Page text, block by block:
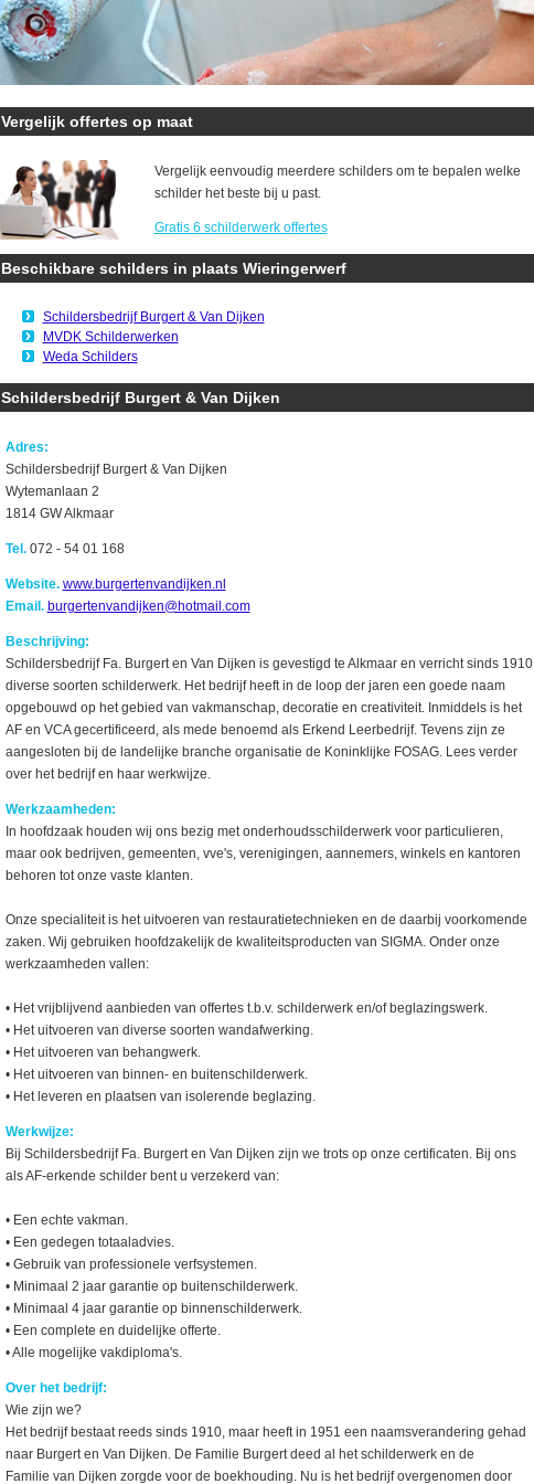
Vergelijk offertes op maat
Vergelijk eenvoudig meerdere schilders om te bepalen welke
schilder het beste bij u past.
Gratis 6 schilderwerk offertes
Beschikbare schilders in plaats Wieringerwerf
Schildersbedrijf Burgert & Van Dijken
MVDK Schilderwerken
Weda Schilders
Schildersbedrijf Burgert & Van Dijken
Adres:
Schildersbedrijf Burgert & Van Dijken
Wytemanlaan 2
1814 GW Alkmaar
Tel.072 - 54 01 168
Website. www.burgertenvandijken.nl
Email. burgertenvandijken@hotmail.com
Beschrijving:
Schildersbedrijf Fa. Burgert en Van Dijken is gevestigd te Alkmaar en verricht sinds 1910
diverse soorten schilderwerk. Het bedrijf heeft in de loop der jaren een goede naam
opgebouwd op het gebied van vakmanschap, decoratie en creativiteit. Inmiddels is het
AF en VCA gecertificeerd, als mede benoemd als Erkend Leerbedrijf. Tevens zijn ze
aangesloten bij de landelijke branche organisatie de Koninklijke FOSAG. Lees verder
over het bedrijf en haar werkwijze.
Werkzaamheden:
In hoofdzaak houden wij ons bezig met onderhoudsschilderwerk voor particulieren,
maar ook bedrijven, gemeenten, vve's, verenigingen, aannemers, winkels en kantoren
behoren tot onze vaste klanten.
Onze specialiteit is het uitvoeren van restauratietechnieken en de daarbij voorkomende
zaken. Wij gebruiken hoofdzakelijk de kwaliteitsproducten van SIGMA. Onder onze
werkzaamheden vallen:
• Het vrijblijvend aanbieden van offertes t.b.v. schilderwerk en/of beglazingswerk.
• Het uitvoeren van diverse soorten wandafwerking.
• Het uitvoeren van behangwerk.
• Het uitvoeren van binnen- en buitenschilderwerk.
• Het leveren en plaatsen van isolerende beglazing.
Werkwijze:
Bij Schildersbedrijf Fa. Burgert en Van Dijken zijn we trots op onze certificaten. Bij ons
als AF-erkende schilder bent u verzekerd van:
• Een echte vakman.
• Een gedegen totaaladvies.
• Gebruik van professionele verfsystemen.
• Minimaal 2 jaar garantie op buitenschilderwerk.
• Minimaal 4 jaar garantie op binnenschilderwerk.
• Een complete en duidelijke offerte.
• Alle mogelijke vakdiploma's.
Over het bedrijf:
Wie zijn we?
Het bedrijf bestaat reeds sinds 1910, maar heeft in 1951 een naamsverandering gehad
naar Burgert en Van Dijken. De Familie Burgert deed al het schilderwerk en de
Familie van Dijken zorgde voor de boekhouding. Nu is het bedrijf overgenomen door